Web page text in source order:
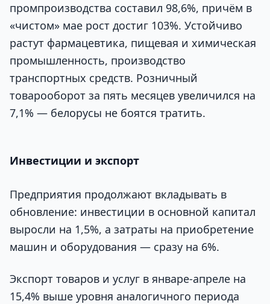
промпроизводства составил 98,6%, причём в
«чистом» мае рост достиг 103%. Устойчиво
растут фармацевтика, пищевая и химическая
промышленность, производство
транспортных средств. Розничный
товарооборот за пять месяцев увеличился на
7,1% — белорусы не боятся тратить.
Инвестиции и экспорт
Предприятия продолжают вкладывать в
обновление: инвестиции в основной капитал
выросли на 1,5%, а затраты на приобретение
машин и оборудования — сразу на 6%.
Экспорт товаров и услуг в январе-апреле на
15,4% выше уровня аналогичного периода